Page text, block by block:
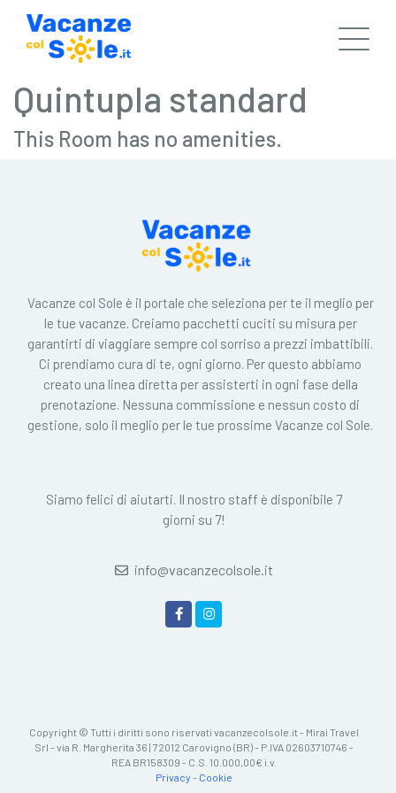
Quintupla standard
This Room has no amenities.
Vacanze col Sole è il portale che seleziona per te il meglio per
le tue vacanze. Creiamo pacchetti cuciti su misura per
garantirti di viaggiare sempre col sorriso a prezzi imbattibili.
Ci prendiamo cura di te, ogni giorno. Per questo abbiamo
creato una linea diretta per assisterti in ogni fase della
prenotazione. Nessuna commissione e nessun costo di
gestione, solo il meglio per le tue prossime Vacanze col Sole.
Siamo felici di aiutarti. Il nostro staff è disponibile 7
giorni su 7!
info@vacanzecolsole.it
Copyright © Tutti i diritti sono riservati vacanzecolsole.it - Mirai Travel
Srl - via R. Margherita 36 | 72012 Carovigno (BR) - P.IVA 02603710746 -
REA BR158309 - C.S. 10.000,00€ i.v.
Privacy - Cookie